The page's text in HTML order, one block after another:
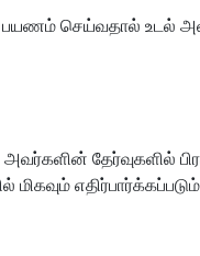
பயணம் செய்வதால் உடல்
தேர்வுகளில்
மிகவும்